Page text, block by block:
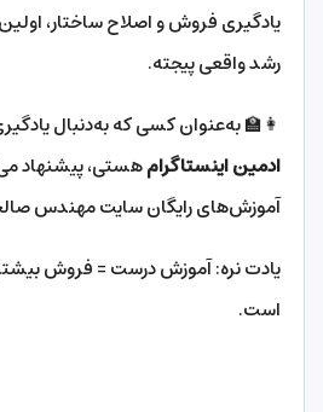
یادگیری فروش و اصلاح ساختار،
رشد واقعی پیجته.
👩‍🏫 به‌عنوان کسی که به‌دنبال
ادمین اینستاگرامهستی، پیشنهاد
آموزش‌های رایگان سایت مهندس
یادت نره: آموزش درست = فروش
است.